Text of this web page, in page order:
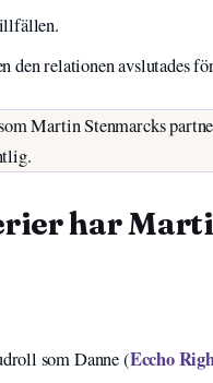
relationen avslutades
Martin Stenmarcks
har
som Danne (Eccho